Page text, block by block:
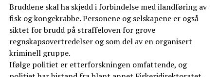
Bruddene skal ha skjedd i forbindelse med ilandføring av
fisk og kongekrabbe. Personene og selskapene er også
siktet for brudd på straffeloven for grove
regnskapsovertredelser og som del av en organisert
kriminell gruppe.
Ifølge politiet er etterforskningen omfattende, og